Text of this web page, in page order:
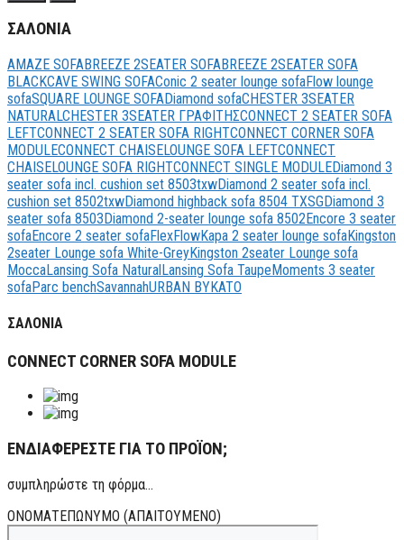
ΣΑΛΟΝΙΑ
AMAZE SOFABREEZE 2SEATER SOFABREEZE 2SEATER SOFA
BLACKCAVE SWING SOFAConic 2 seater lounge sofaFlow lounge
sofaSQUARE LOUNGE SOFADiamond sofaCHESTER 3SEATER
NATURALCHESTER 3SEATER ΓΡΑΦΙΤΗΣCONNECT 2 SEATER SOFA
LEFTCONNECT 2 SEATER SOFA RIGHTCONNECT CORNER SOFA
MODULECONNECT CHAISELOUNGE SOFA LEFTCONNECT
CHAISELOUNGE SOFA RIGHTCONNECT SINGLE MODULEDiamond 3
seater sofa incl. cushion set 8503txwDiamond 2 seater sofa incl.
cushion set 8502txwDiamond highback sofa 8504 TXSGDiamond 3
seater sofa 8503Diamond 2-seater lounge sofa 8502Encore 3 seater
sofaEncore 2 seater sofaFlexFlowKapa 2 seater lounge sofaKingston
2seater Lounge sofa White-GreyKingston 2seater Lounge sofa
MoccaLansing Sofa NaturalLansing Sofa TaupeMoments 3 seater
sofaParc benchSavannahURBAN BYKATO
ΣΑΛΟΝΙΑ
CONNECT CORNER SOFA MODULE
ΕΝΔΙΑΦΕΡΕΣΤΕ ΓΙΑ ΤΟ ΠΡΟΪΟΝ;
συμπληρώστε τη φόρμα...
ΟΝΟΜΑΤΕΠΩΝΥΜΟ (ΑΠΑΙΤΟΥΜΕΝΟ)